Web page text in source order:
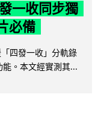
一收同步獨
必備
四發一收」分軌錄
。本文經實測其...